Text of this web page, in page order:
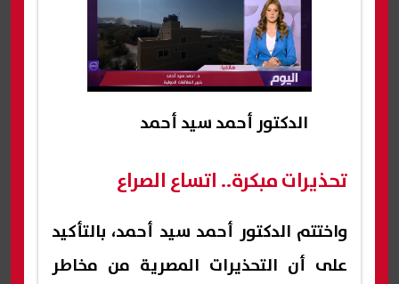
الدكتور أحمد سيد أحمد
تحذيرات مبكرة.. اتساع الصراع
واختتم الدكتور أحمد سيد أحمد، بالتأكيد
على أن التحذيرات المصرية من مخاطر